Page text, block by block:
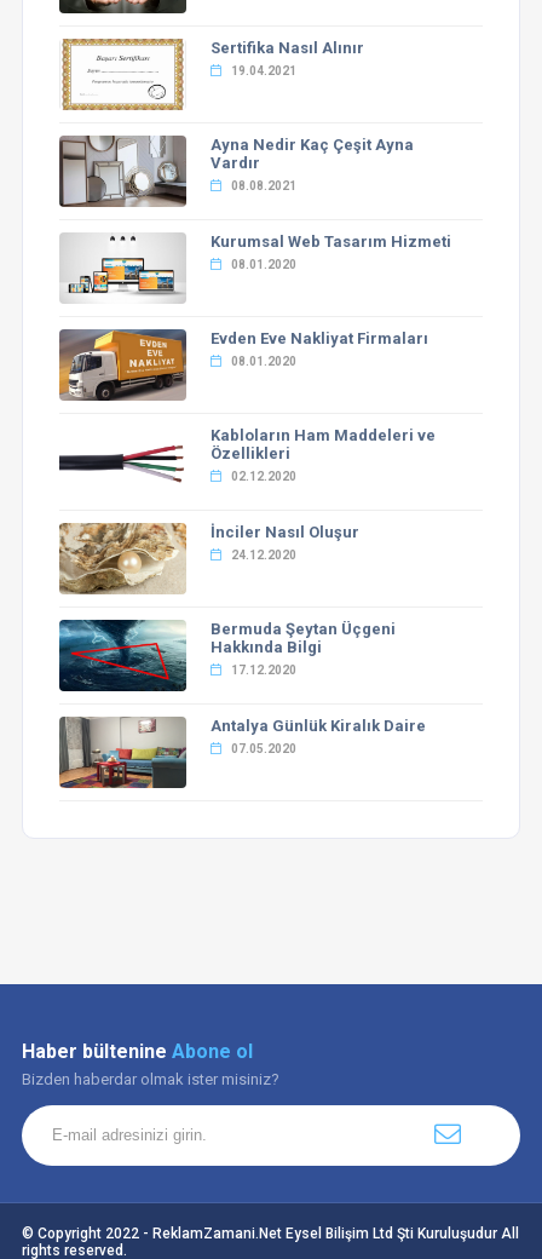
Sertifika Nasıl Alınır
19.04.2021
Ayna Nedir Kaç Çeşit Ayna
Vardır
08.08.2021
Kurumsal Web Tasarım Hizmeti
08.01.2020
Evden Eve Nakliyat Firmaları
08.01.2020
Kabloların Ham Maddeleri ve
Özellikleri
02.12.2020
İnciler Nasıl Oluşur
24.12.2020
Bermuda Şeytan Üçgeni
Hakkında Bilgi
17.12.2020
Antalya Günlük Kiralık Daire
07.05.2020
Haber bültenine Abone ol
Bizden haberdar olmak ister misiniz?
© Copyright 2022 - ReklamZamani.Net Eysel Bilişim Ltd Şti Kuruluşudur All
rights reserved.